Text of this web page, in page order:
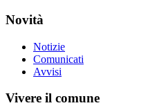
Novità
Notizie
Comunicati
Avvisi
Vivere il comune